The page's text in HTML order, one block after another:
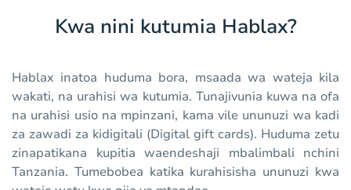
Kwa nini kutumia Hablax?
Hablax inatoa huduma bora, msaada wa wateja kila
wakati, na urahisi wa kutumia. Tunajivunia kuwa na ofa
na urahisi usio na mpinzani, kama vile ununuzi wa kadi
za zawadi za kidigitali (Digital gift cards). Huduma zetu
zinapatikana kupitia waendeshaji mbalimbali nchini
Tanzania. Tumebobea katika kurahisisha ununuzi kwa